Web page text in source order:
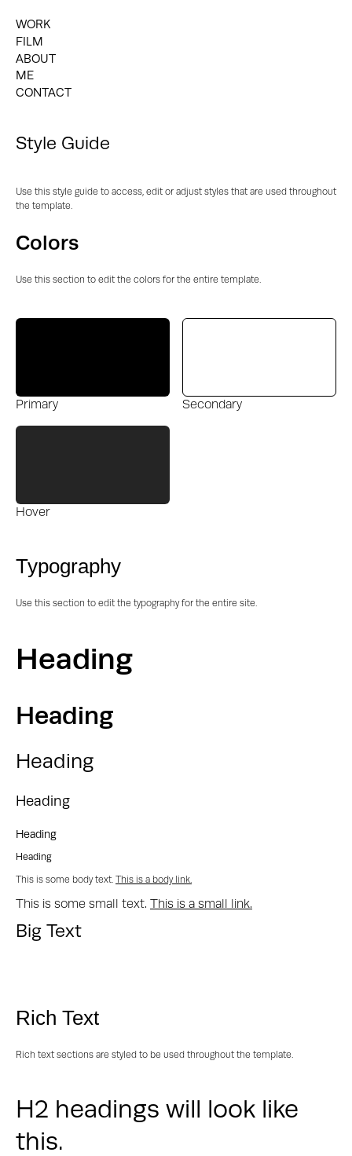
WORK
FILM
ABOUT
ME
CONTACT
Style Guide
Use this style guide to access, edit or adjust styles that are used throughout
the template.
Colors
Use this section to edit the colors for the entire template.
Primary Secondary
Hover
Typography
Use this section to edit the typography for the entire site.
Heading
Heading
Heading
Heading
Heading
Heading
This is some body text. This is a body link.
This is some small text. This is a small link.
Big Text
Rich Text
Rich text sections are styled to be used throughout the template.
H2 headings will look like
this.